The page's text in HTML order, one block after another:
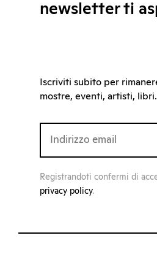
newsletter ti
Iscriviti subito per
mostre, eventi, artisti, libri.
Registrandoti confermi di
privacy policy.